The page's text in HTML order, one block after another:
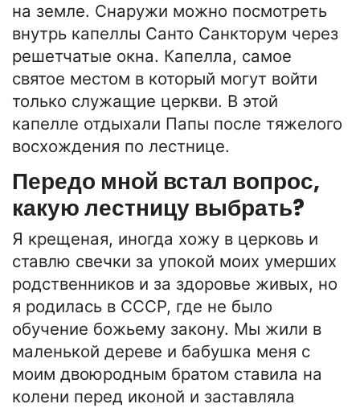
на земле. Снаружи можно посмотреть
внутрь капеллы Санто Санкторум через
решетчатые окна. Капелла, самое
святое местом в который могут войти
только служащие церкви. В этой
капелле отдыхали Папы после тяжелого
восхождения по лестнице.
Передо мной встал вопрос,
какую лестницу выбрать?
Я крещеная, иногда хожу в церковь и
ставлю свечки за упокой моих умерших
родственников и за здоровье живых, но
я родилась в СССР, где не было
обучение божьему закону. Мы жили в
маленькой дереве и бабушка меня с
моим двоюродным братом ставила на
колени перед иконой и заставляла